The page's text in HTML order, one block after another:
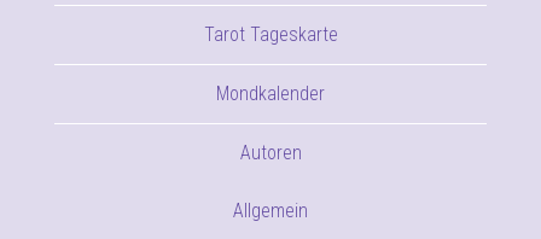
Tarot Tageskarte
Mondkalender
Autoren
Allgemein